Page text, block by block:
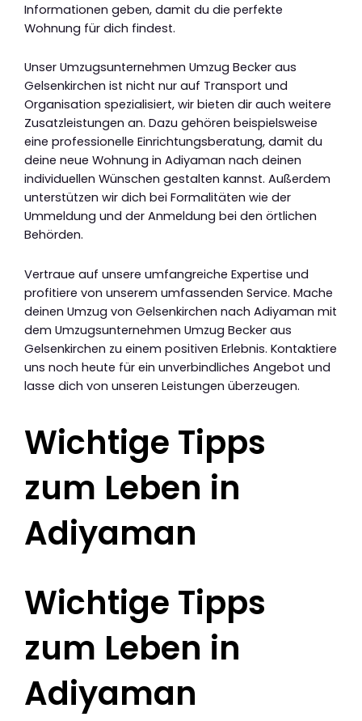
Informationen geben, damit du die perfekte
Wohnung für dich findest.
Unser Umzugsunternehmen Umzug Becker aus
Gelsenkirchen ist nicht nur auf Transport und
Organisation spezialisiert, wir bieten dir auch weitere
Zusatzleistungen an. Dazu gehören beispielsweise
eine professionelle Einrichtungsberatung, damit du
deine neue Wohnung in Adiyaman nach deinen
individuellen Wünschen gestalten kannst. Außerdem
unterstützen wir dich bei Formalitäten wie der
Ummeldung und der Anmeldung bei den örtlichen
Behörden.
Vertraue auf unsere umfangreiche Expertise und
profitiere von unserem umfassenden Service. Mache
deinen Umzug von Gelsenkirchen nach Adiyaman mit
dem Umzugsunternehmen Umzug Becker aus
Gelsenkirchen zu einem positiven Erlebnis. Kontaktiere
uns noch heute für ein unverbindliches Angebot und
lasse dich von unseren Leistungen überzeugen.
Wichtige Tipps
zum Leben in
Adiyaman
Wichtige Tipps
zum Leben in
Adiyaman